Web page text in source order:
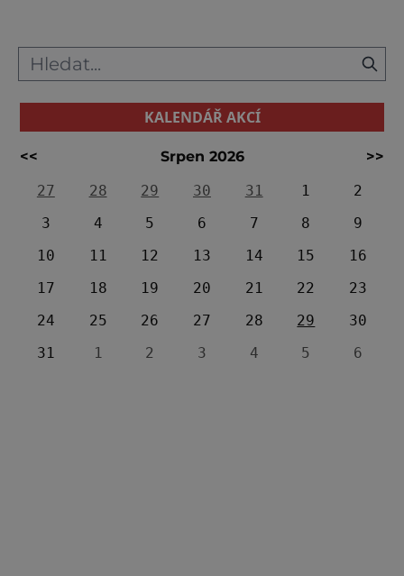
KALENDÁŘ AKCÍ
<< Srpen 2026
>>
27
28 29 30 31 1
2
3
4 5 6 7 8
9
10
11 12 13 14 15
16
17
18 19 20 21 22
23
24
25 26 27 28 29
30
31
1 2 3 4 5 6